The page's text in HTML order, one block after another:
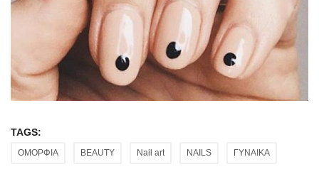
TAGS:
ΟΜΟΡΦΙΑ BEAUTY Nail art NAILS ΓΥΝΑΙΚΑ